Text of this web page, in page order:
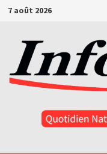
Passer
contenu
7 août 2026